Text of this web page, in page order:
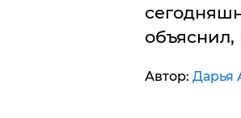
объяснил,
Автор: Дарья